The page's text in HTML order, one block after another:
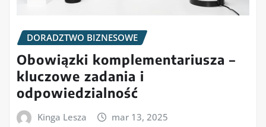
DORADZTWO BIZNESOWE
Obowiązki komplementariusza –
kluczowe zadania i
odpowiedzialność
Kinga Lesza mar 13, 2025